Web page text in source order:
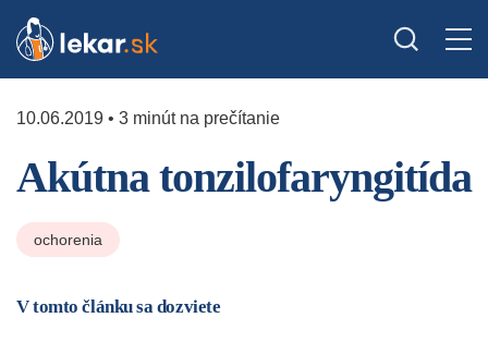
10.06.2019 • 3 minút na prečítanie
Akútna tonzilofaryngitída
ochorenia
V tomto článku sa dozviete